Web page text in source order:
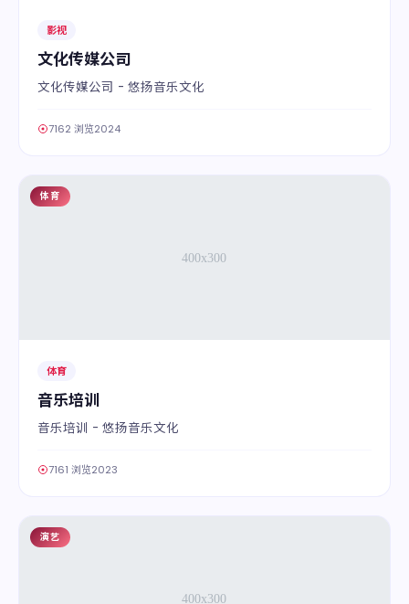
影视
文化传媒公司
文化传媒公司 - 悠扬音乐文化
7162 浏览2024
体育
体育
音乐培训
音乐培训 - 悠扬音乐文化
7161 浏览2023
演艺